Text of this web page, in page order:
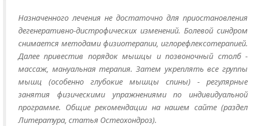
Назначенного лечения не достаточно для приостановления
дегенеративно-дистрофических изменений. Болевой синдром
снимается методами физиотерапии, иглорефлексотерапией.
Далее привестив порядок мышцы и позвоночный столб -
массаж, мануальная терапия. Затем укреплять все группы
мышц (особенно глубокие мышцы спины) - регулярные
занятия физическими упражнениями по индивидуальной
программе. Общие рекомендации на нашем сайте (раздел
Литература, статья Остеохондроз).